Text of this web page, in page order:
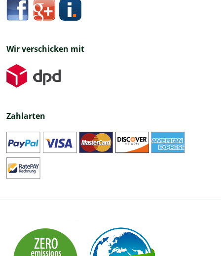
Wir verschicken mit
Zahlarten